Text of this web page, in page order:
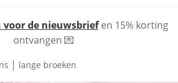
voor de nieuwsbriefen 15% korting
ontvangen 💌
| lange broeken